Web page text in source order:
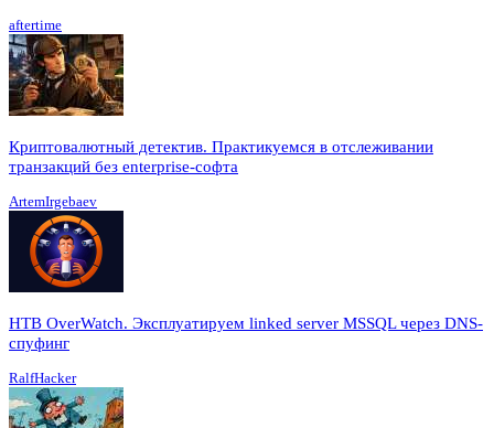
aftertime
Криптовалютный детектив. Практикуемся в отслеживании
транзакций без enterprise-софта
ArtemIrgebaev
HTB OverWatch. Эксплуатируем linked server MSSQL через DNS-
спуфинг
RalfHacker